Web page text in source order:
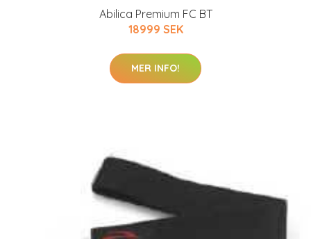
Abilica Premium FC BT
18999 SEK
MER INFO!